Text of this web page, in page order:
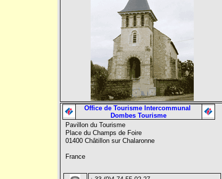
Office de Tourisme Intercommunal
Dombes Tourisme
Pavillon du Tourisme
Place du Champs de Foire
01400 Châtillon sur Chalaronne
France